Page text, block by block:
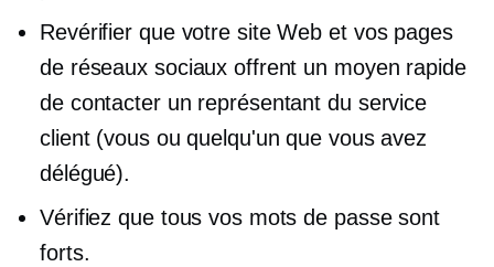
Revérifier que votre site Web et vos pages
de réseaux sociaux offrent un moyen rapide
de contacter un représentant du service
client (vous ou quelqu'un que vous avez
délégué).
Vérifiez que tous vos mots de passe sont
forts.